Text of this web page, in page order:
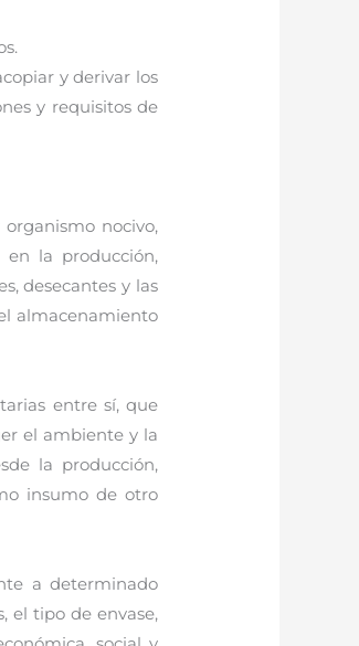
y derivar los
y requisitos de
nocivo,
en la producción,
desecantes y las
almacenamiento
entre sí, que
el ambiente y la
la producción,
insumo de otro
a determinado
el tipo de envase,